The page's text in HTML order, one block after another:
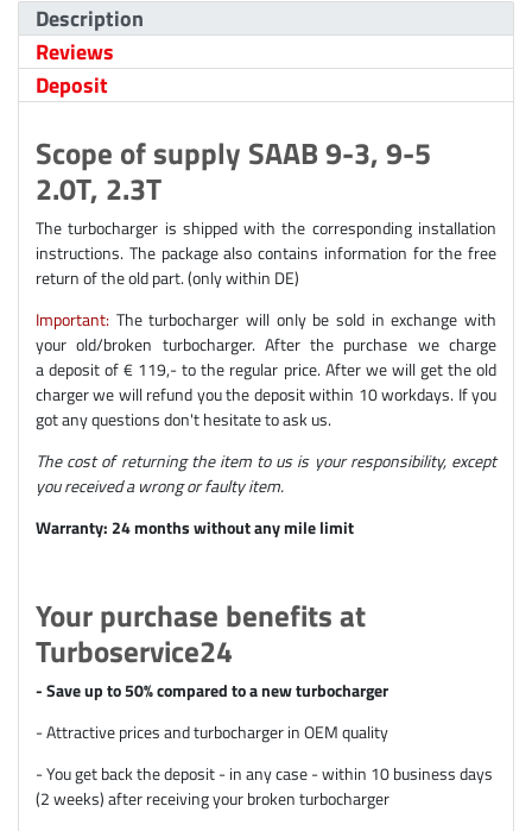
Description
Reviews
Deposit
Scope of supply SAAB 9-3, 9-5
2.0T, 2.3T
The turbocharger is shipped with the corresponding installation
instructions. The package also contains information for the free
return of the old part. (only within DE)
Important: The turbocharger will only be sold in exchange with
your old/broken turbocharger. After the purchase we charge
a deposit of € 119,- to the regular price. After we will get the old
charger we will refund you the deposit within 10 workdays. If you
got any questions don't hesitate to ask us.
The cost of returning the item to us is your responsibility, except
you received a wrong or faulty item.
Warranty: 24 months without any mile limit
Your purchase benefits at
Turboservice24
- Save up to 50% compared to a new turbocharger
- Attractive prices and turbocharger in OEM quality
- You get back the deposit - in any case - within 10 business days
(2 weeks) after receiving your broken turbocharger